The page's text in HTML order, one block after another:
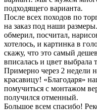
подходящего варианта.
После всех походов по
на заказ под наши
обмерил, посчитал,
хотелось, и картинка в
скажу, что это самый
вписалась и цвет выбрала
Примерно через 2 недели
красавицу! «Благодаря»
помучиться с монтажом
получился отменный.
Большое всем спасибо!